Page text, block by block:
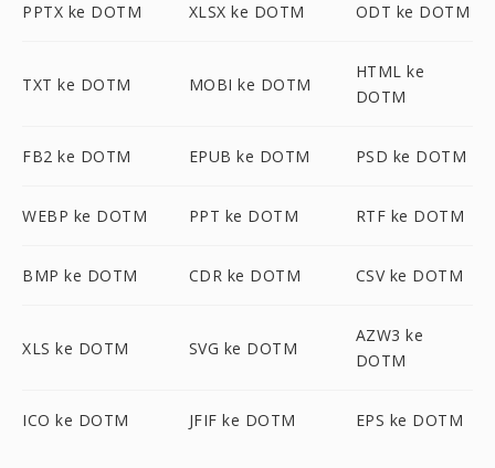
PPTX ke DOTM XLSX ke DOTM ODT ke DOTM
TXT ke DOTM MOBI ke DOTM
HTML ke
DOTM
FB2 ke DOTM EPUB ke DOTM PSD ke DOTM
WEBP ke DOTM PPT ke DOTM RTF ke DOTM
BMP ke DOTM CDR ke DOTM CSV ke DOTM
XLS ke DOTM SVG ke DOTM
AZW3 ke
DOTM
ICO ke DOTM JFIF ke DOTM EPS ke DOTM